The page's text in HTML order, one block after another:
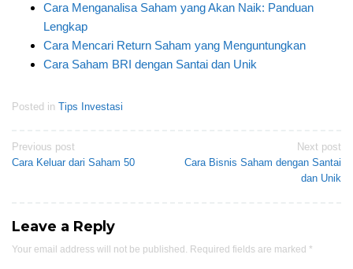
Cara Menganalisa Saham yang Akan Naik: Panduan
Lengkap
Cara Mencari Return Saham yang Menguntungkan
Cara Saham BRI dengan Santai dan Unik
Posted in Tips Investasi
Post
navigation
Previous post
Cara Keluar dari Saham 50
Next post
Cara Bisnis Saham dengan Santai
dan Unik
Leave a Reply
Your email address will not be published. Required fields are marked *